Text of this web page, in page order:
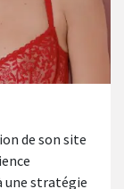
de son site
une stratégie